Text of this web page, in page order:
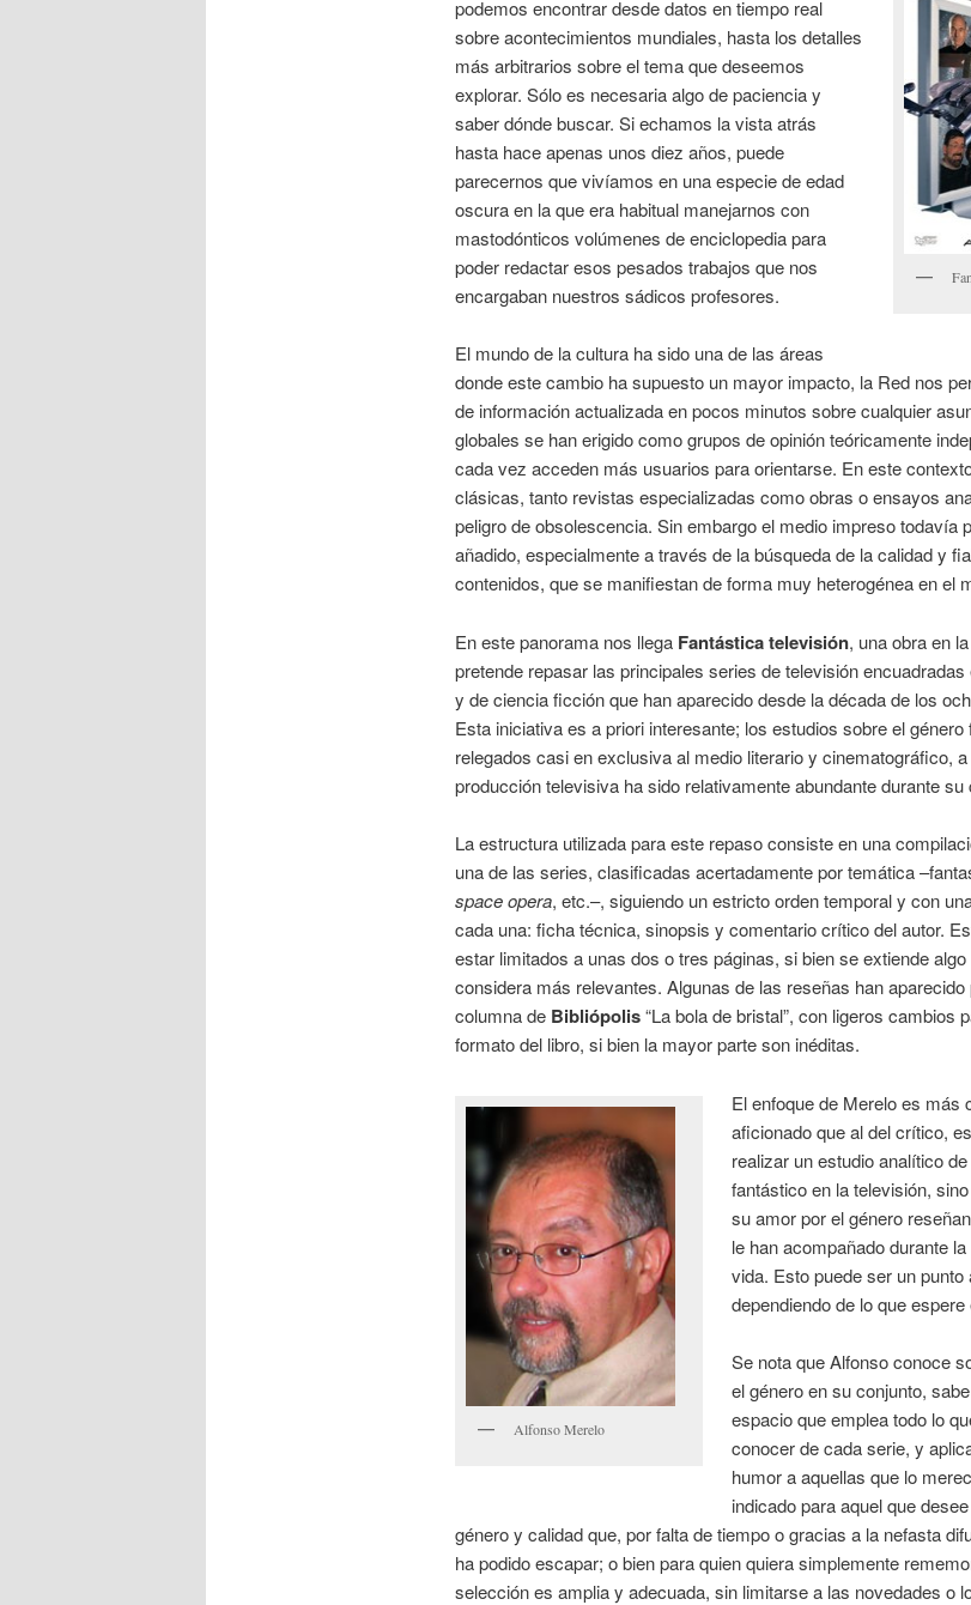
podemos encontrar desde datos en tiempo real
sobre acontecimientos mundiales, hasta los detalles
más arbitrarios sobre el tema que deseemos
explorar. Sólo es necesaria algo de paciencia y
saber dónde buscar. Si echamos la vista atrás
hasta hace apenas unos diez años, puede
parecernos que vivíamos en una especie de edad
oscura en la que era habitual manejarnos con
mastodónticos volúmenes de enciclopedia para
poder redactar esos pesados trabajos que nos
encargaban nuestros sádicos profesores.
El mundo de la cultura ha sido una de las áreas
donde este cambio ha supuesto un mayor impacto, la Red nos
de información actualizada en pocos minutos sobre cualquier
globales se han erigido como grupos de opinión teóricamente
cada vez acceden más usuarios para orientarse. En este
clásicas, tanto revistas especializadas como obras o ensayos
peligro de obsolescencia. Sin embargo el medio impreso todavía
añadido, especialmente a través de la búsqueda de la calidad y
contenidos, que se manifiestan de forma muy heterogénea en el
En este panorama nos llega Fantástica televisión, una obra en
pretende repasar las principales series de televisión
y de ciencia ficción que han aparecido desde la década de los
Esta iniciativa es a priori interesante; los estudios sobre el
relegados casi en exclusiva al medio literario y cinematográfico,
producción televisiva ha sido relativamente abundante durante su
La estructura utilizada para este repaso consiste en una
una de las series, clasificadas acertadamente por temática
space opera, etc.–, siguiendo un estricto orden temporal y con
cada una: ficha técnica, sinopsis y comentario crítico del autor.
estar limitados a unas dos o tres páginas, si bien se extiende
considera más relevantes. Algunas de las reseñas han
columna de Bibliópolis“La bola de bristal”, con ligeros cambios
formato del libro, si bien la mayor parte son inéditas.
Alfonso Merelo
El enfoque de Merelo es más
aficionado que al del crítico,
realizar un estudio analítico
fantástico en la televisión,
su amor por el género
le han acompañado durante
vida. Esto puede ser un
dependiendo de lo que espere
Se nota que Alfonso conoce
el género en su conjunto,
espacio que emplea todo lo
conocer de cada serie, y
humor a aquellas que lo
indicado para aquel que
género y calidad que, por falta de tiempo o gracias a la nefasta
ha podido escapar; o bien para quien quiera simplemente
selección es amplia y adecuada, sin limitarse a las novedades o